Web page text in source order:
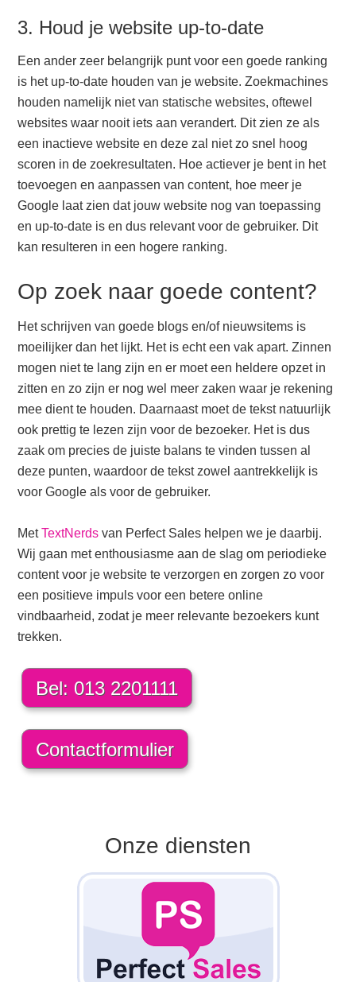
3. Houd je website up-to-date
Een ander zeer belangrijk punt voor een goede ranking
is het up-to-date houden van je website. Zoekmachines
houden namelijk niet van statische websites, oftewel
websites waar nooit iets aan verandert. Dit zien ze als
een inactieve website en deze zal niet zo snel hoog
scoren in de zoekresultaten. Hoe actiever je bent in het
toevoegen en aanpassen van content, hoe meer je
Google laat zien dat jouw website nog van toepassing
en up-to-date is en dus relevant voor de gebruiker. Dit
kan resulteren in een hogere ranking.
Op zoek naar goede content?
Het schrijven van goede blogs en/of nieuwsitems is
moeilijker dan het lijkt. Het is echt een vak apart. Zinnen
mogen niet te lang zijn en er moet een heldere opzet in
zitten en zo zijn er nog wel meer zaken waar je rekening
mee dient te houden. Daarnaast moet de tekst natuurlijk
ook prettig te lezen zijn voor de bezoeker. Het is dus
zaak om precies de juiste balans te vinden tussen al
deze punten, waardoor de tekst zowel aantrekkelijk is
voor Google als voor de gebruiker.
MetTextNerds van Perfect Sales helpen we je daarbij.
Wij gaan met enthousiasme aan de slag om periodieke
content voor je website te verzorgen en zorgen zo voor
een positieve impuls voor een betere online
vindbaarheid, zodat je meer relevante bezoekers kunt
trekken.
Bel: 013 2201111
Contactformulier
Onze diensten